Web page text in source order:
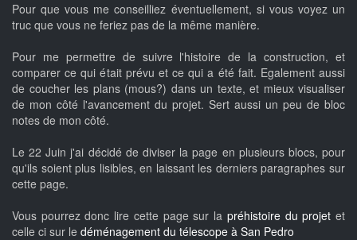
Pour que vous me conseilliez éventuellement, si vous voyez un
truc que vous ne feriez pas de la même manière.
Pour me permettre de suivre l'histoire de la construction, et
comparer ce qui était prévu et ce qui a été fait. Egalement aussi
de coucher les plans (mous?) dans un texte, et mieux visualiser
de mon côté l'avancement du projet. Sert aussi un peu de bloc
notes de mon côté.
Le 22 Juin j'ai décidé de diviser la page en plusieurs blocs, pour
qu'ils soient plus lisibles, en laissant les derniers paragraphes sur
cette page.
Vous pourrez donc lire cette page sur la préhistoire du projet et
celle ci sur le déménagement du télescope à San Pedro